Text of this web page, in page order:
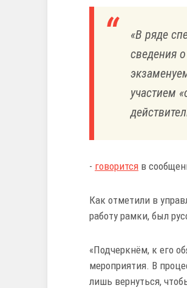
«В ряде
сведения
участием
- говорится в
Как отметили в
работу рамки, был
«Подчеркнём, к его
мероприятия. В
лишь вернуться,